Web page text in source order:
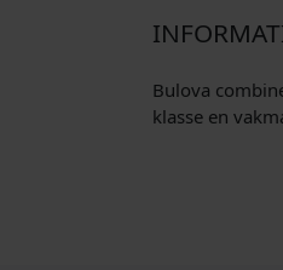
Bulova
klasse en